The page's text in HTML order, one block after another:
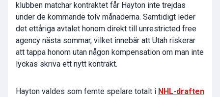
klubben matchar kontraktet får Hayton inte trejdas
under de kommande tolv månaderna. Samtidigt leder
det ettåriga avtalet honom direkt till unrestricted free
agency nästa sommar, vilket innebär att Utah riskerar
att tappa honom utan någon kompensation om man inte
lyckas skriva ett nytt kontrakt.
Hayton valdes som femte spelare totalt i NHL-draften